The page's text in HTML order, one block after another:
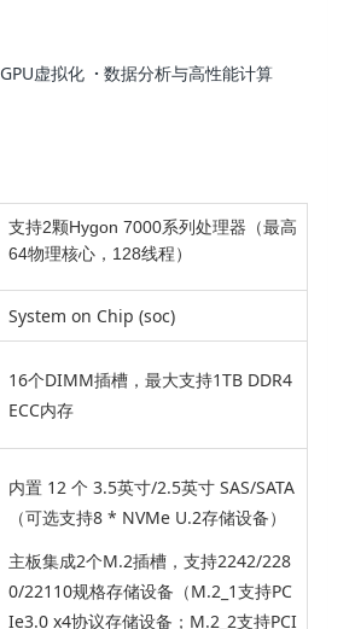
GPU虚拟化 ·数据分析与高性能计算
支持2颗Hygon 7000系列处理器（最高
64物理核心，128线程）
System on Chip (soc)
16个DIMM插槽，最大支持1TB DDR4
ECC内存
内置 12 个 3.5英寸/2.5英寸 SAS/SATA
（可选支持8 * NVMe U.2存储设备）
主板集成2个M.2插槽，支持2242/228
0/22110规格存储设备（M.2_1支持PC
Ie3.0 x4协议存储设备；M.2_2支持PCI